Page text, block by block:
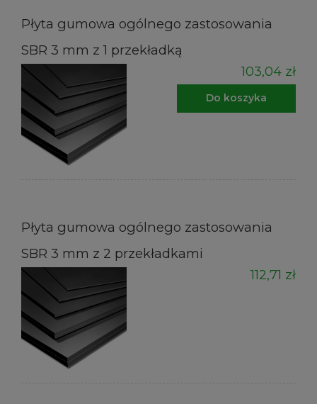
Płyta gumowa ogólnego zastosowania
SBR 3 mm z 1 przekładką
103,04 zł
Do koszyka
Płyta gumowa ogólnego zastosowania
SBR 3 mm z 2 przekładkami
112,71 zł